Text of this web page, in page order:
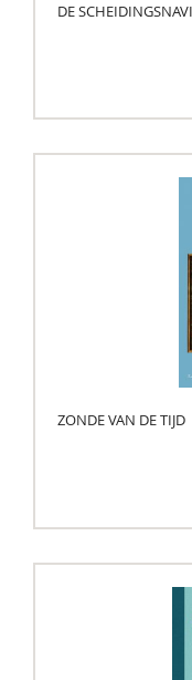
DE
ZONDE VAN DE TIJD